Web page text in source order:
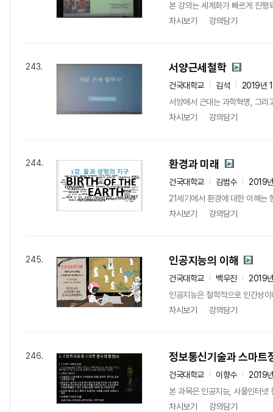
본 강의는 세계화가 빠르게 진행
차시보기
강의담기
243. 서양근세철학
건국대학교 김석
2019년
서양에서 근대는 과학혁명, 그리
차시보기
강의담기
244. 환경과 미래
건국대학교 김범수
2019
21세기에서 환경에 대한 이해는
차시보기
강의담기
245. 인공지능의 이해
건국대학교 백우진
2019
인공지능은 철학적으로 인간성
차시보기
강의담기
246. 정보통신기술과 스마트
건국대학교 이향수
2019
본 과목은 인공지능, 사물인터넷
차시보기
강의담기